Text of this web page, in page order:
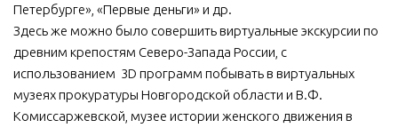
Петербурге», «Первые деньги» и др.
Здесь же можно было совершить виртуальные экскурсии по
древним крепостям Северо-Запада России, с
использованием 3D программ побывать в виртуальных
музеях прокуратуры Новгородской области и В.Ф.
Комиссаржевской, музее истории женского движения в